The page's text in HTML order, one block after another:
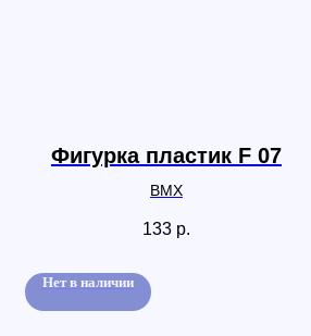
Фигурка пластик F 07
BMX
133 р.
Нет в наличии